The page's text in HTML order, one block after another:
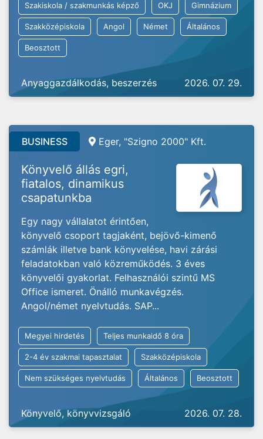
Szakiskola / szakmunkás képző OKJ Gimnázium
Szakközépiskola Angol Német Általános
Beosztott
Anyaggazdálkodás, beszerzés 2026. 07. 29.
BUSINESS Eger, "Szigno 2000" Kft.
Könyvelő állás egri,
fiatalos, dinamikus
csapatunkba
Egy nagy vállalatot érintően,
könyvelő csoport tagjaként, bejövő-kimenő
számlák illetve bank könyvelése, havi zárási
feladatokban való közreműködés. 3 éves
könyvelői gyakorlat. Felhasználói szintű MS
Office ismeret. Önálló munkavégzés.
Angol/német nyelvtudás. SAP...
Megyei hirdetés Teljes munkaidő 8 óra
2-4 év szakmai tapasztalat Szakközépiskola
Nem szükséges nyelvtudás Általános Beosztott
Könyvelő, könyvvizsgáló 2026. 07. 28.